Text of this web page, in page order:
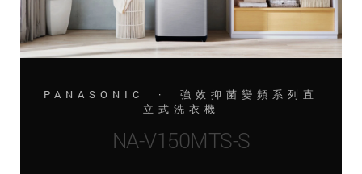
PANASONIC · 強效抑菌變頻系列直
立式洗衣機
NA-V150MTS-S